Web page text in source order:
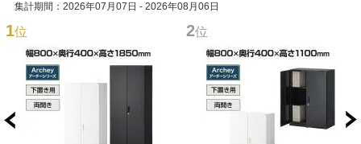
集計期間：2026年07月07日 - 2026年08月06日
1位 2位